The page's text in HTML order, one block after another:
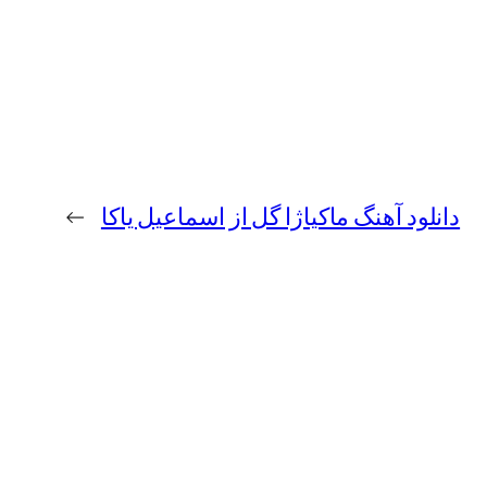
دانلود آهنگ ماکیاژا گل از اسماعیل یاکا →